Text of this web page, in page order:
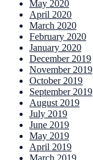
May 2020
April 2020
March 2020
February 2020
January 2020
December 2019
November 2019
October 2019
September 2019
August 2019
July 2019
June 2019
May 2019
April 2019